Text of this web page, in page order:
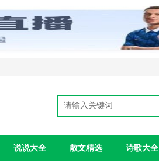
说说大全 散文精选 诗歌大全